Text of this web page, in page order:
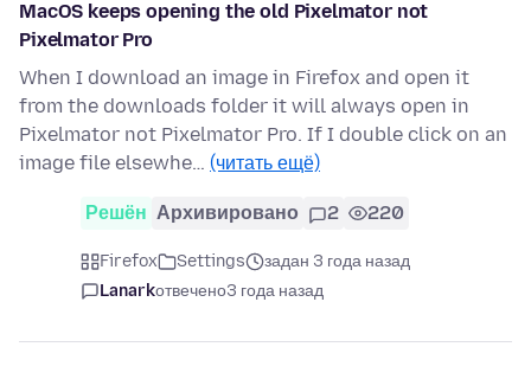
MacOS keeps opening the old Pixelmator not
Pixelmator Pro
When I download an image in Firefox and open it
from the downloads folder it will always open in
Pixelmator not Pixelmator Pro. If I double click on an
image file elsewhe… (читать ещё)
Решён Архивировано 2 220
Firefox Settings
задан 3 года назад
Lanarkотвечено3 года назад